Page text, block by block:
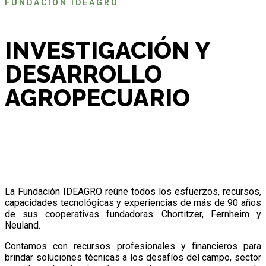
FUNDACIÓN IDEAGRO
INVESTIGACIÓN Y
DESARROLLO
AGROPECUARIO
La Fundación IDEAGRO reúne todos los esfuerzos, recursos,
capacidades tecnológicas y experiencias de más de 90 años
de sus cooperativas fundadoras: Chortitzer, Fernheim y
Neuland.
Contamos con recursos profesionales y financieros para
brindar soluciones técnicas a los desafíos del campo, sector